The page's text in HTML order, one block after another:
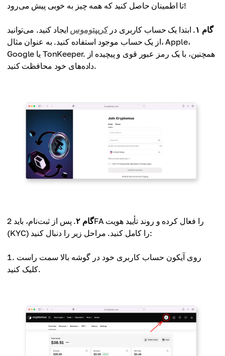
تا اطمینان حاصل کنید که همه چیز به خوبی پیش می‌رود!
گام ۱ . ابتدا یک حساب کاربری درکریپتوموس ایجاد کنید. می‌توانید
از یک حساب موجود استفاده کنید. به عنوان مثال، Apple،
Google یا TonKeeper. همچنین، با یک رمز عبور قوی و پیچیده از
داده‌های خود محافظت کنید.
گام ۲
. پس از ثبت‌نام، باید 2FA را فعال کرده و روند تأیید هویت
(KYC) را کامل کنید. مراحل زیر را دنبال کنید:
روی آیکون حساب کاربری خود در گوشه بالا سمت راست
کلیک کنید.